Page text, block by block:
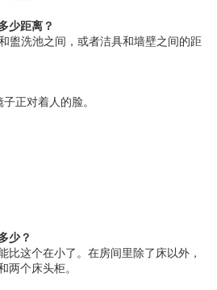
少距离？
盥洗池之间，或者洁具和墙壁之间的距
正对着人的脸。
少？
比这个在小了。在房间里除了床以外，
两个床头柜。